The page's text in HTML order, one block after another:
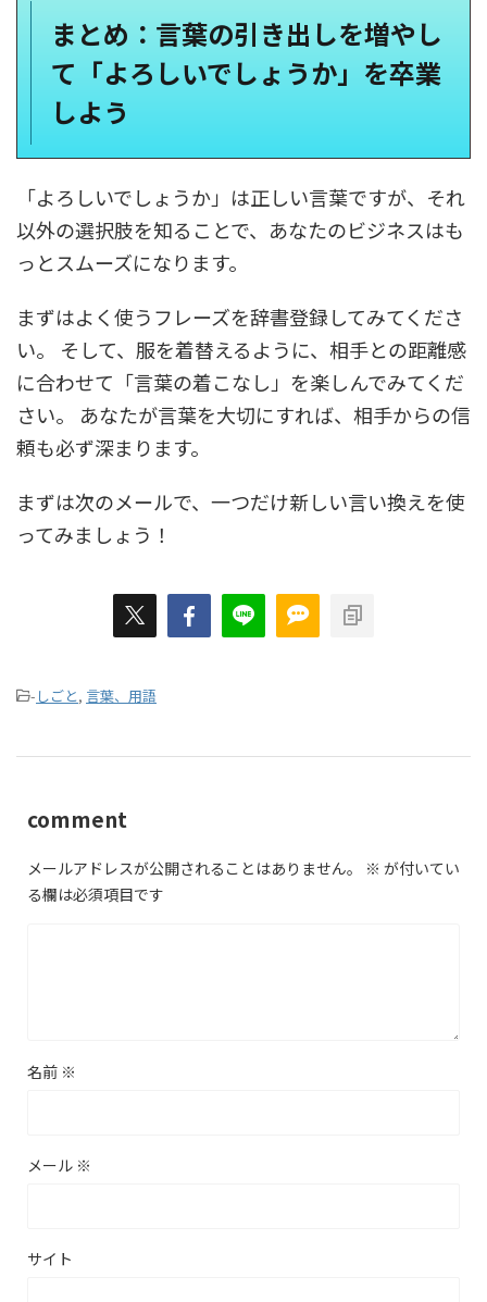
まとめ：言葉の引き出しを増やし
て「よろしいでしょうか」を卒業
しよう
「よろしいでしょうか」は正しい言葉ですが、それ
以外の選択肢を知ることで、あなたのビジネスはも
っとスムーズになります。
まずはよく使うフレーズを辞書登録してみてくださ
い。 そして、服を着替えるように、相手との距離感
に合わせて「言葉の着こなし」を楽しんでみてくだ
さい。 あなたが言葉を大切にすれば、相手からの信
頼も必ず深まります。
まずは次のメールで、一つだけ新しい言い換えを使
ってみましょう！
- しごと, 言葉、用語
comment
メールアドレスが公開されることはありません。 ※ が付いてい
る欄は必須項目です
名前 ※
メール ※
サイト